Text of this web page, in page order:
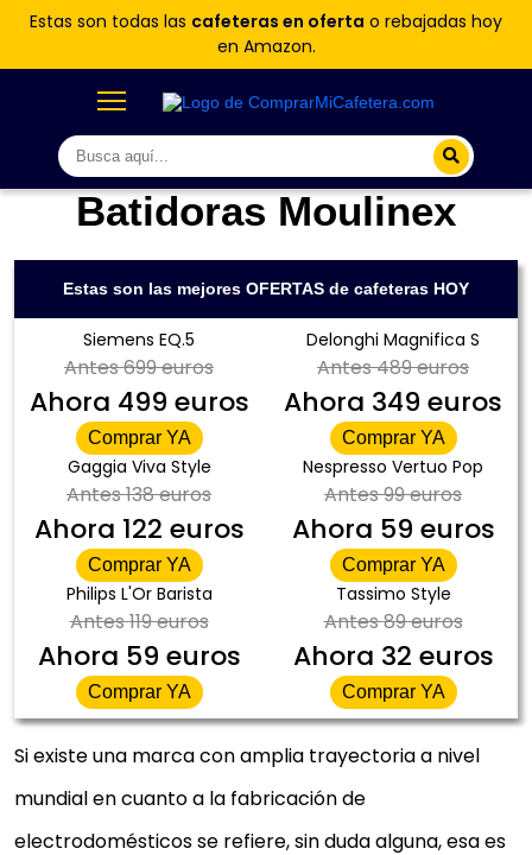
Estas son todas las cafeteras en oferta o rebajadas hoy
en Amazon.
Batidoras Moulinex
Estas son las mejores OFERTAS de cafeteras HOY
Siemens EQ.5
Antes699 euros
Ahora 499 euros
Comprar YA
Delonghi Magnifica S
Antes489 euros
Ahora 349 euros
Comprar YA
Gaggia Viva Style
Antes138 euros
Ahora 122 euros
Comprar YA
Nespresso Vertuo Pop
Antes99 euros
Ahora 59 euros
Comprar YA
Philips L'Or Barista
Antes119 euros
Ahora 59 euros
Comprar YA
Tassimo Style
Antes89 euros
Ahora 32 euros
Comprar YA
Si existe una marca con amplia trayectoria a nivel
mundial en cuanto a la fabricación de
electrodomésticos se refiere, sin duda alguna, esa es